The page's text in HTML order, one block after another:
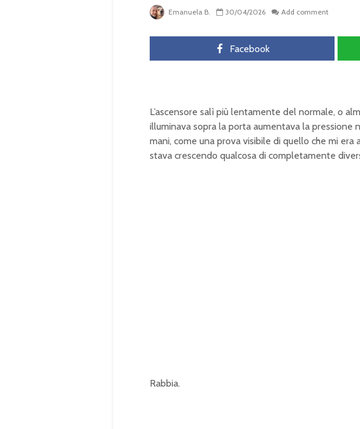
Emanuela B. 30/04/2026 Add comment
Facebook
L’ascensore salì più lentamente del normale, o
illuminava sopra la porta aumentava la pressione
mani, come una prova visibile di quello che mi
stava crescendo qualcosa di completamente
Rabbia.